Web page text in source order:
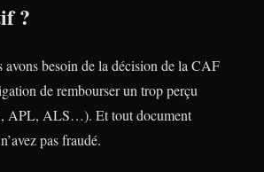
?
besoin de la décision de la CAF
de rembourser un trop perçu
APL, ALS…). Et tout document
pas fraudé.